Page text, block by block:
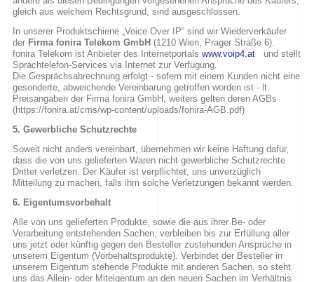
gleich aus welchem Rechtsgrund, sind ausgeschlossen.
In unserer Produktschiene „Voice Over IP“ sind wir Wiederverkäufer
der Firma fonira Telekom GmbH (1210 Wien, Prager Straße 6).
fonira Telekom ist Anbieter des Internetportals www.voip4.at und stellt
Sprachtelefon-Services via Internet zur Verfügung.
Die Gesprächsabrechnung erfolgt - sofern mit einem Kunden nicht eine
gesonderte, abweichende Vereinbarung getroffen worden ist - lt.
Preisangaben der Firma fonira GmbH, weiters gelten deren AGBs
(https://fonira.at/cms/wp-content/uploads/fonira-AGB.pdf)
5. Gewerbliche Schutzrechte
Soweit nicht anders vereinbart, übernehmen wir keine Haftung dafür,
dass die von uns gelieferten Waren nicht gewerbliche Schutzrechte
Dritter verletzen. Der Käufer ist verpflichtet, uns unverzüglich
Mitteilung zu machen, falls ihm solche Verletzungen bekannt werden.
6. Eigentumsvorbehalt
Alle von uns gelieferten Produkte, sowie die aus ihrer Be- oder
Verarbeitung entstehenden Sachen, verbleiben bis zur Erfüllung aller
uns jetzt oder künftig gegen den Besteller zustehenden Ansprüche in
unserem Eigentum (Vorbehaltsprodukte). Verbindet der Besteller in
unserem Eigentum stehende Produkte mit anderen Sachen, so steht
uns das Allein- oder Miteigentum an den neuen Sachen im Verhältnis